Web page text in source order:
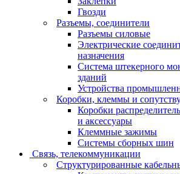
Гвозди
Разъемы, соединители
Разъемы силовые
Электрические
назначения
Система штекерного
зданий
Устройства
Коробки, клеммы и
Коробки
и аксессуары
Клеммные зажимы
Системы сборных шин
Связь, телекоммуникации
Структурированные